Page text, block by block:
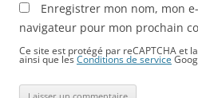
Enregistrer mon nom, mon
navigateur pour mon prochain
Ce site est protégé par reCAPTCHA et la
ainsi que lesConditions de service